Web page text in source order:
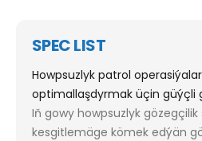
SPEC LIST
Howpsuzlyk patrol
optimallaşdyrmak üçin güýçli
Iň gowy howpsuzlyk
kesgitlemäge kömek edýän